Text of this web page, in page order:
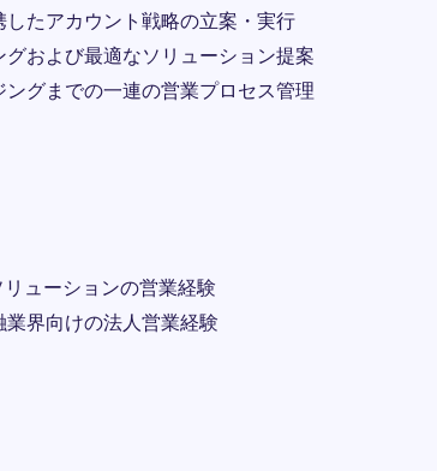
たアカウント戦略の立案・実行
および最適なソリューション提案
グまでの一連の営業プロセス管理
ューションの営業経験
界向けの法人営業経験